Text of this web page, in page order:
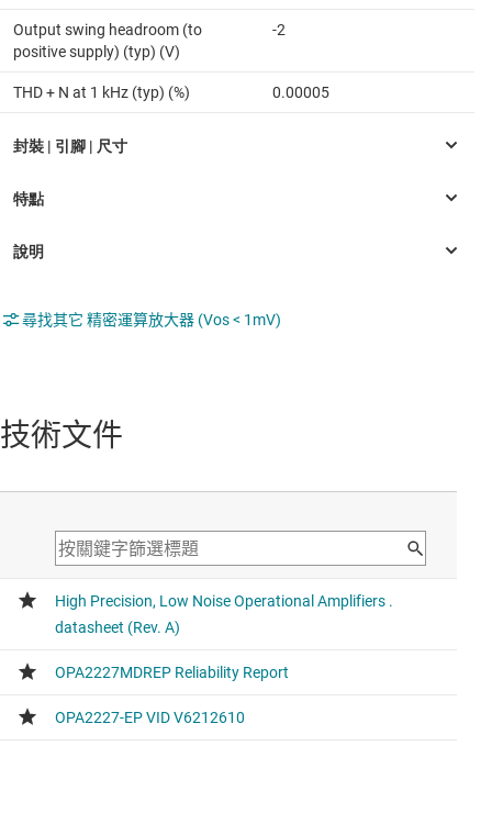
Output swing headroom (to
positive supply) (typ) (V)
-2
THD + N at 1 kHz (typ) (%) 0.00005
尋找其它 精密運算放大器 (Vos < 1mV)
技術文件